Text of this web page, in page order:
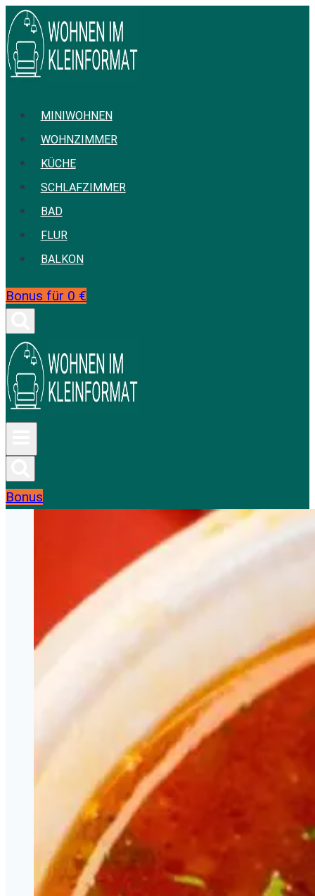
Zum
Inhalt
springen
MINIWOHNEN
WOHNZIMMER
KÜCHE
SCHLAFZIMMER
BAD
FLUR
BALKON
Bonus für 0 €
Bonus